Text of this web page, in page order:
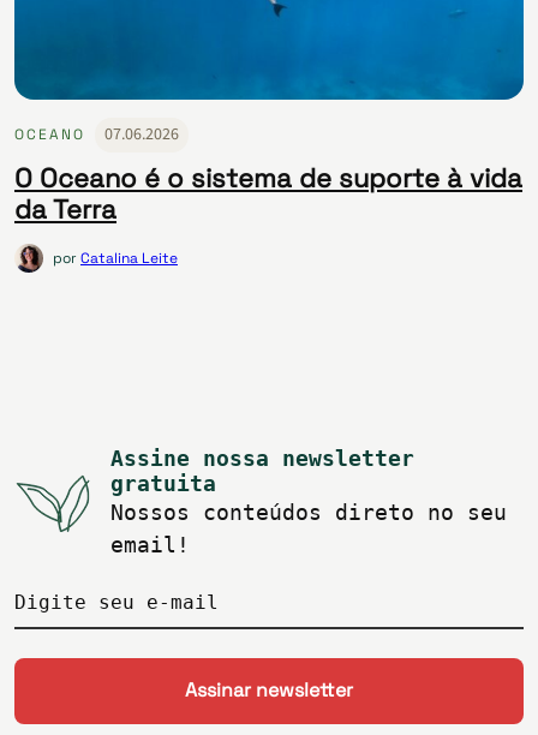
OCEANO 07.06.2026
O Oceano é o sistema de suporte à vida
da Terra
porCatalina Leite
Assine nossa newsletter
gratuita
Nossos conteúdos direto no seu
email!
Digite seu e-mail